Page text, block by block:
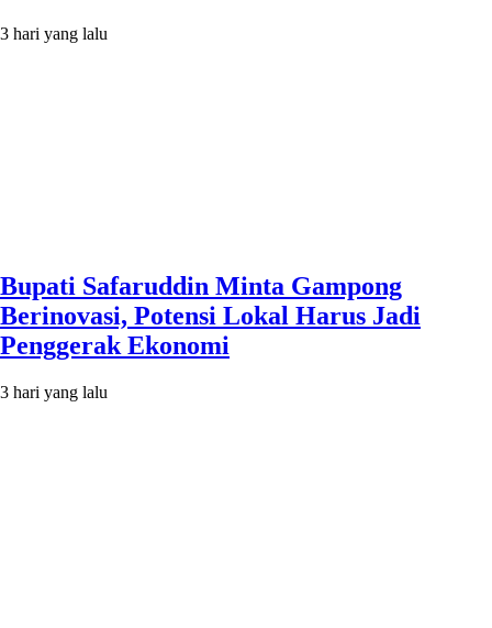
3 hari yang lalu
Bupati Safaruddin Minta Gampong
Berinovasi, Potensi Lokal Harus Jadi
Penggerak Ekonomi
3 hari yang lalu